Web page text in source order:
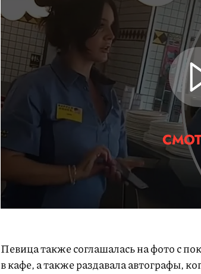
Певица также соглашалась на фото с
в кафе, а также раздавала автографы,